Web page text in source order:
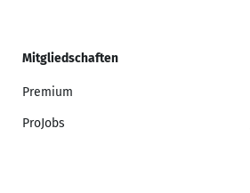
Mitgliedschaften
Premium
ProJobs